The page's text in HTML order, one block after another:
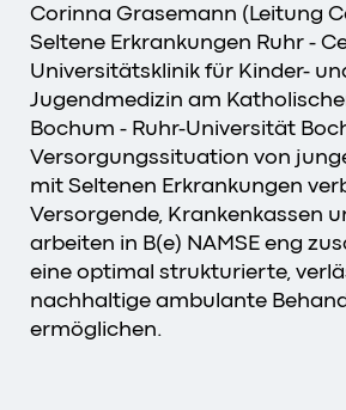
Corinna Grasemann (Leitung
Seltene Erkrankungen Ruhr -
Universitätsklinik für Kinder-
Jugendmedizin am
Bochum - Ruhr-Universität
Versorgungssituation von
mit Seltenen Erkrankungen
Versorgende, Krankenkassen
arbeiten in B(e) NAMSE eng
eine optimal strukturierte,
nachhaltige ambulante
ermöglichen.